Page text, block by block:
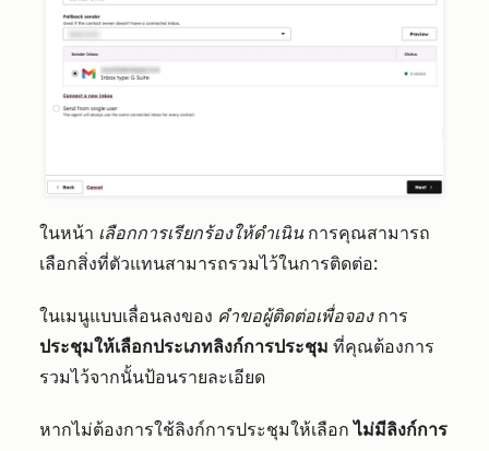
ในหน้า เลือกการเรียกร้องให้ดำเนิน การคุณสามารถ
เลือกสิ่งที่ตัวแทนสามารถรวมไว้ในการติดต่อ:
ในเมนูแบบเลื่อนลงของ คำขอผู้ติดต่อเพื่อจองการ
ประชุมให้เลือกประเภทลิงก์การประชุม ที่คุณต้องการ
รวมไว้จากนั้นป้อนรายละเอียด
หากไม่ต้องการใช้ลิงก์การประชุมให้เลือกไม่มีลิงก์การ